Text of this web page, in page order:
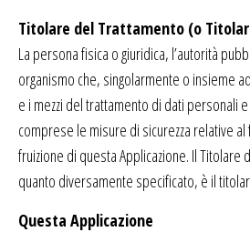
Titolare del Trattamento (o
La persona fisica o giuridica, l’autorità
organismo che, singolarmente o insieme
e i mezzi del trattamento di dati personali
comprese le misure di sicurezza relative
fruizione di questa Applicazione. Il Titolare
quanto diversamente specificato, è il
Questa Applicazione